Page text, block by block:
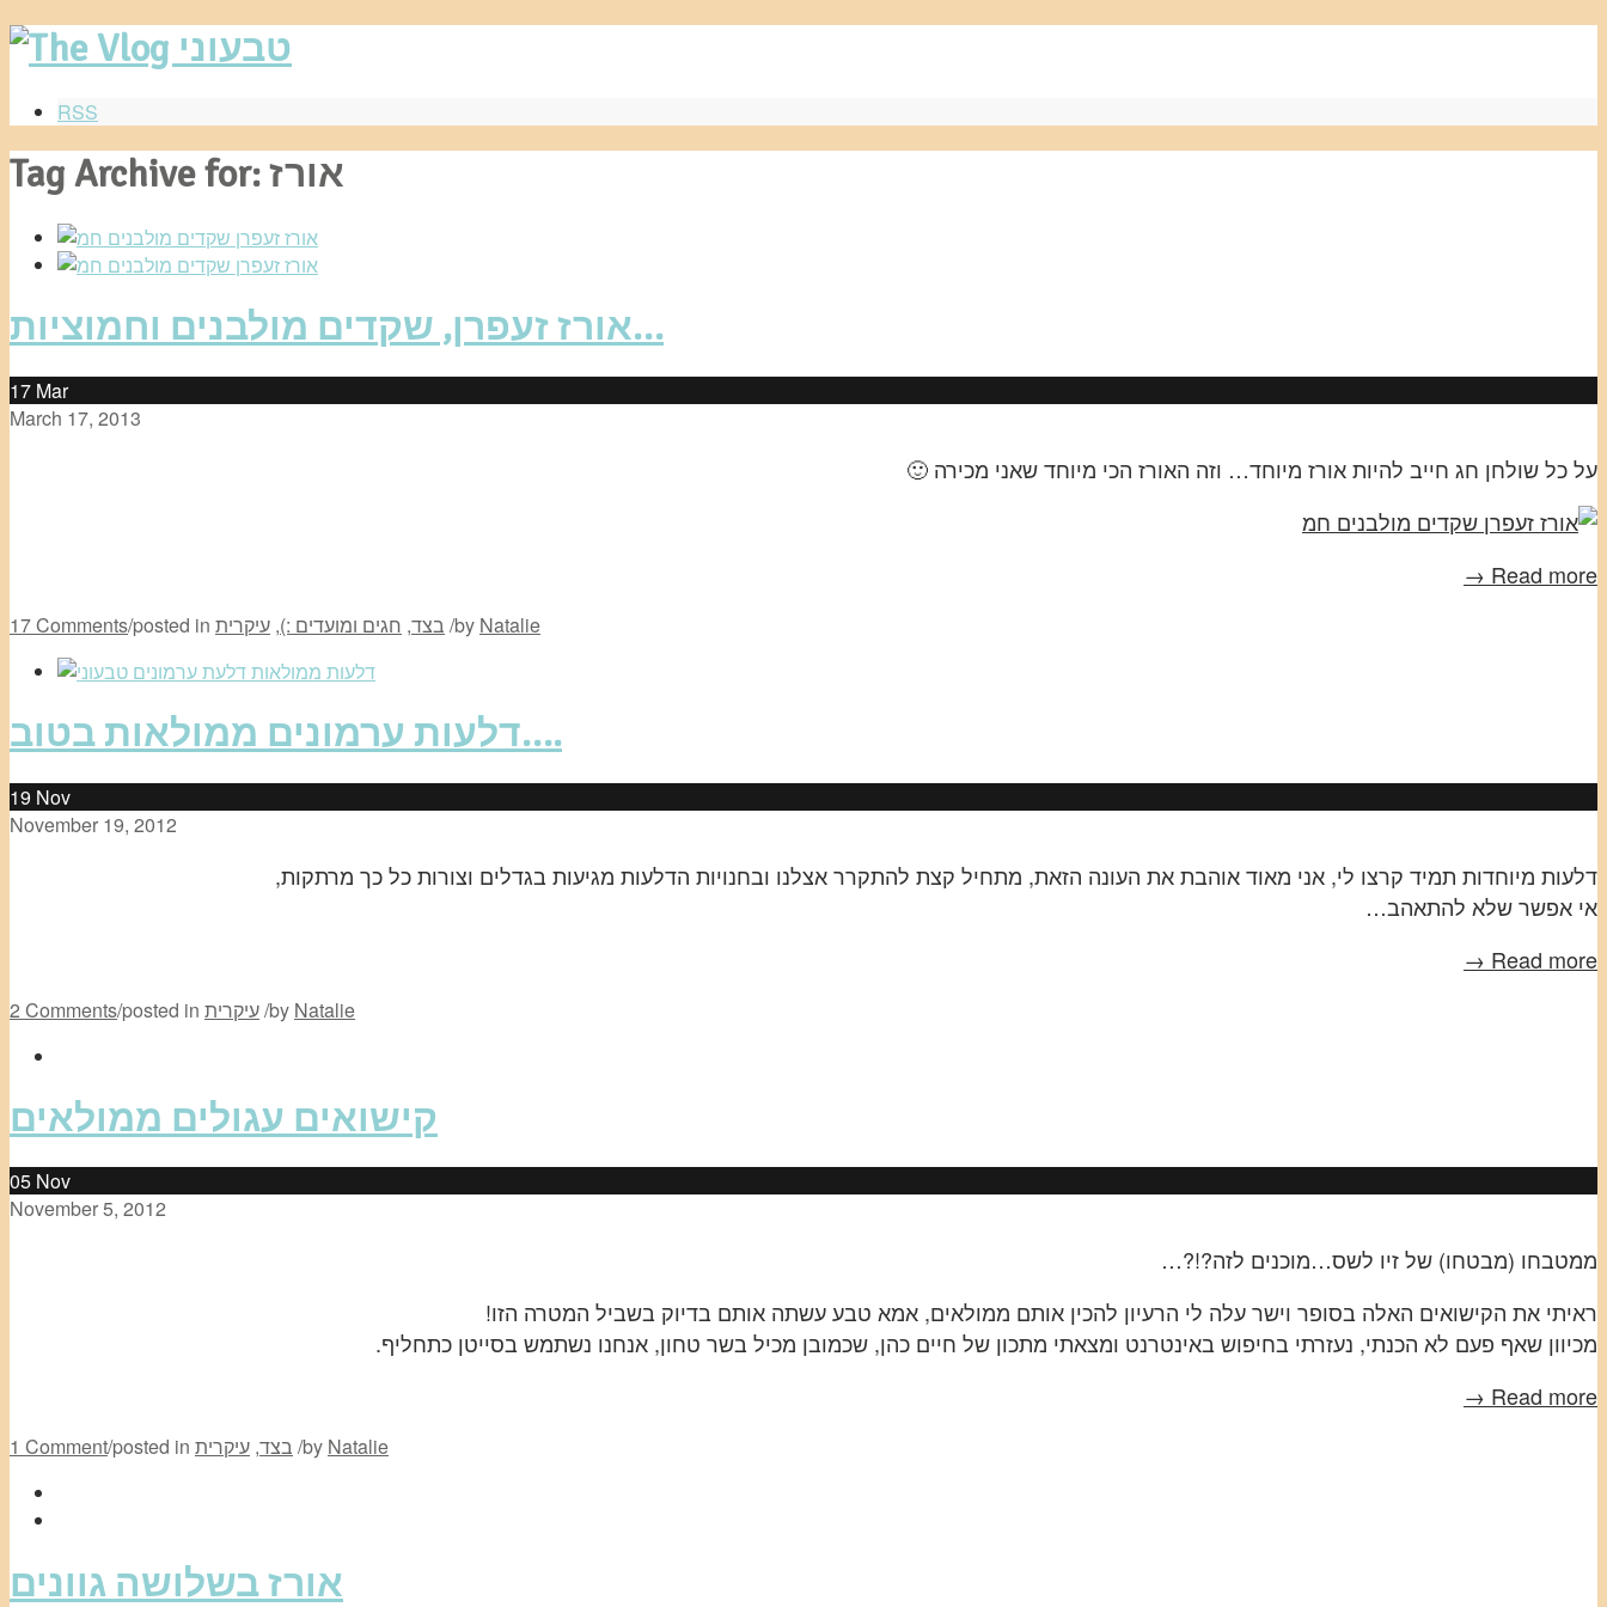
RSS
Tag Archive for: אורז
אורז זעפרן, שקדים מולבנים וחמוציות…
17 Mar
March 17, 2013
על כל שולחן חג חייב להיות אורז מיוחד… וזה האורז הכי מיוחד שאני מכירה 🙂
Read more →
17 Comments/posted in בצד, חגים ומועדים :), עיקרית /by Natalie
דלעות ערמונים ממולאות בטוב….
19 Nov
November 19, 2012
דלעות מיוחדות תמיד קרצו לי, אני מאוד אוהבת את העונה הזאת, מתחיל קצת להתקרר אצלנו ובחנויות הדלעות מגיעות בגדלים וצורות כל כך מרתקות,
אי אפשר שלא להתאהב…
Read more →
2 Comments/posted in עיקרית/by Natalie
קישואים עגולים ממולאים
05 Nov
November 5, 2012
ממטבחו (מבטחו) של זיו לשס…מוכנים לזה?!?…
ראיתי את הקישואים האלה בסופר וישר עלה לי הרעיון להכין אותם ממולאים, אמא טבע עשתה אותם בדיוק בשביל המטרה הזו!
מכיוון שאף פעם לא הכנתי, נעזרתי בחיפוש באינטרנט ומצאתי מתכון של חיים כהן, שכמובן מכיל בשר טחון, אנחנו נשתמש בסייטן כתחליף.
Read more →
1 Comment/posted in בצד, עיקרית /by Natalie
אורז בשלושה גוונים